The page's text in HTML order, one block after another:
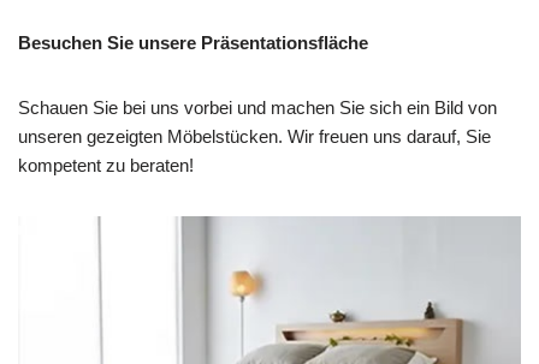
Besuchen Sie unsere Präsentationsfläche
Schauen Sie bei uns vorbei und machen Sie sich ein Bild von
unseren gezeigten Möbelstücken. Wir freuen uns darauf, Sie
kompetent zu beraten!